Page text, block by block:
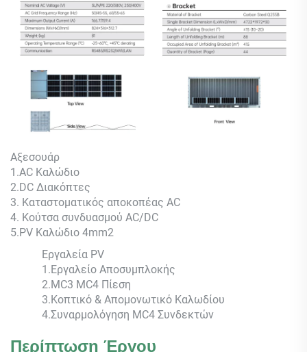
Αξεσουάρ
1.AC Καλώδιο
2.DC Διακόπτες
3. Καταστοματικός αποκοπέας AC
4. Κούτσα συνδυασμού AC/DC
5.PV Καλώδιο 4mm2
Εργαλεία PV
1.Εργαλείο Αποσυμπλοκής
2.MC3 MC4 Πίεση
3.Κοπτικό & Απομονωτικό Καλωδίου
4.Συναρμολόγηση MC4 Συνδεκτών
Περίπτωση Έργου